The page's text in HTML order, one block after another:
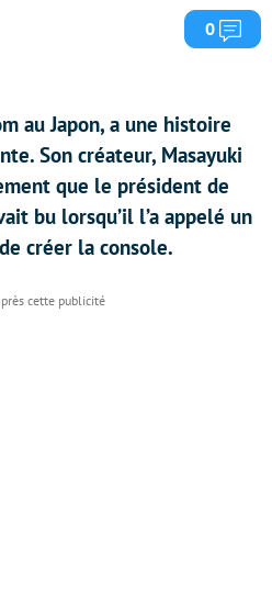
0
au Japon, a une histoire
Son créateur, Masayuki
que le président de
bu lorsqu’il l’a appelé un
créer la console.